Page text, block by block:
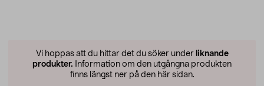
Vi hoppas att du hittar det du söker under liknande
produkter. Information om den utgångna produkten
finns längst ner på den här sidan.